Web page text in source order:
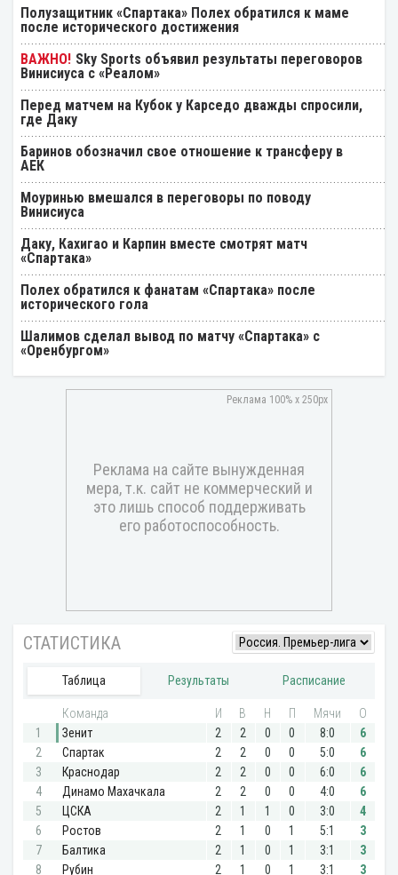
Полузащитник «Спартака» Полех обратился к маме
после исторического достижения
Sky Sports объявил результаты переговоров
Винисиуса с «Реалом»
Перед матчем на Кубок у Карседо дважды спросили,
где Даку
Баринов обозначил свое отношение к трансферу в
АЕК
Моуринью вмешался в переговоры по поводу
Винисиуса
Даку, Кахигао и Карпин вместе смотрят матч
«Спартака»
Полех обратился к фанатам «Спартака» после
исторического гола
Шалимов сделал вывод по матчу «Спартака» с
«Оренбургом»